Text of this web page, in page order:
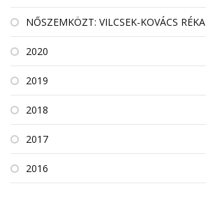
NŐSZEMKÖZT: VILCSEK-KOVÁCS RÉKA
2020
2019
2018
2017
2016